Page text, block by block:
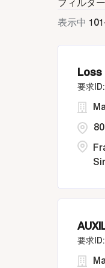
フィルタ
表示中 101
Loss